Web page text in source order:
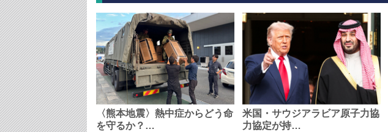
〈熊本地震〉熱中症からどう命
を守るか？…
米国・サウジアラビア原子力協
力協定が持…